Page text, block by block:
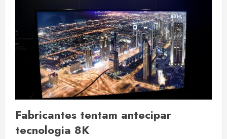
Fabricantes tentam antecipar
tecnologia 8K